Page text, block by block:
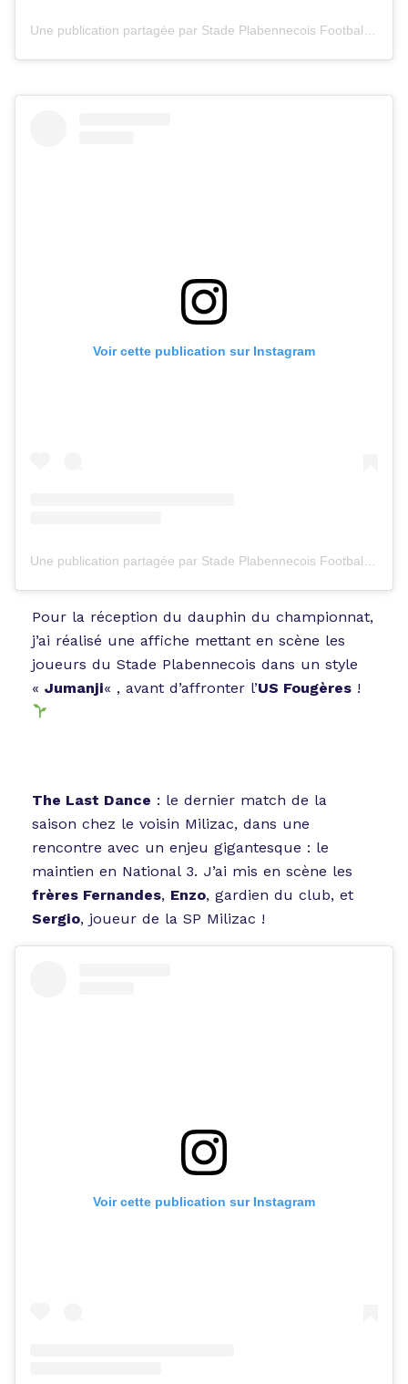
Voir cette publication sur Instagram
Pour la réception du dauphin du championnat,
j’ai réalisé une affiche mettant en scène les
joueurs du Stade Plabennecois dans un style
« Jumanji« , avant d’affronter l’US Fougères!
The Last Dance : le dernier match de la
saison chez le voisin Milizac, dans une
rencontre avec un enjeu gigantesque : le
maintien en National 3. J’ai mis en scène les
frères Fernandes, Enzo, gardien du club, et
Sergio, joueur de la SP Milizac !
Voir cette publication sur Instagram